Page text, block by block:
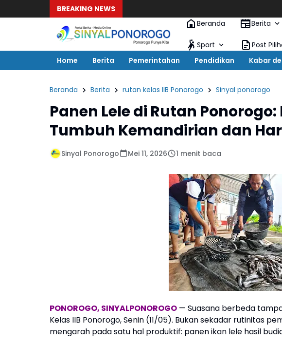
BREAKING NEWS
Beranda
Berita
Sport
Post
Home
Berita Pemerintahan Pendidikan Kabar
Beranda Berita rutan kelas IIB Ponorogo Sinyal ponorogo
Panen Lele di Rutan
Tumbuh Kemandirian dan
Sinyal Ponorogo Mei 11, 2026 1 menit baca
PONOROGO, SINYALPONOROGO — Suasana berbeda
Kelas IIB Ponorogo, Senin (11/05). Bukan sekadar rutinitas
mengarah pada satu hal produktif: panen ikan lele hasil